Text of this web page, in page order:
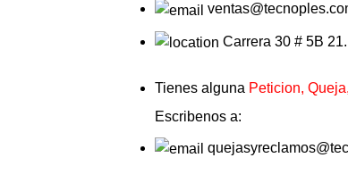
Carrera 30 # 5B
Tienes alguna Peticion,
Escribenos a: